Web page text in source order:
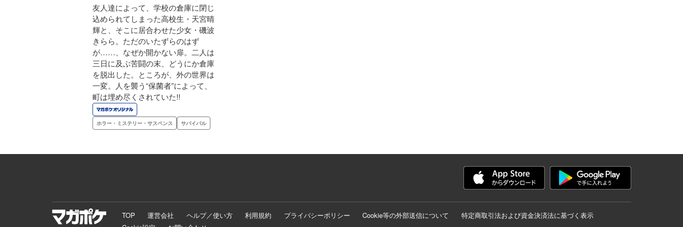
友人達によって、学校の倉庫に閉じ
込められてしまった高校生・天宮晴
輝と、そこに居合わせた少女・磯波
きらら。ただのいたずらのはず
が……、なぜか開かない扉。二人は
三日に及ぶ苦闘の末、どうにか倉庫
を脱出した。ところが、外の世界は
一変。人を襲う“保菌者”によって、
町は埋め尽くされていた!!
ホラー・ミステリー・サスペンス サバイバル
TOP 運営会社 ヘルプ／使い方 利用規約 プライバシーポリシー Cookie等の外部送信について
特定商取引法および資金決済法に基づく表示